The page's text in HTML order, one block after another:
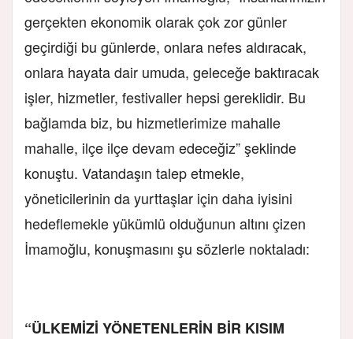
gerçekten ekonomik olarak çok zor günler
geçirdiği bu günlerde, onlara nefes aldıracak,
onlara hayata dair umuda, geleceğe baktıracak
işler, hizmetler, festivaller hepsi gereklidir. Bu
bağlamda biz, bu hizmetlerimize mahalle
mahalle, ilçe ilçe devam edeceğiz” şeklinde
konuştu. Vatandaşın talep etmekle,
yöneticilerinin da yurttaşlar için daha iyisini
hedeflemekle yükümlü olduğunun altını çizen
İmamoğlu, konuşmasını şu sözlerle noktaladı:
“ÜLKEMİZİ YÖNETENLERİN BİR KISIM